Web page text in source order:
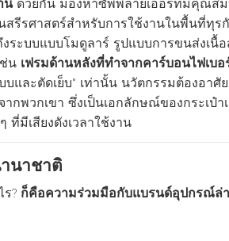
นด้วยกัน มองหาซัพพลายเออร์ที่มีคุณสม
รีรศาสตร์สำหรับการใช้งานในพื้นที่ทุร
ระบบแบบโมดูลาร์ รูปแบบการขนส่งเนื้อ
น เฟรมด้านหลังที่ทำจากคาร์บอนไฟเบอ
บและตัดเย็บ" เท่านั้น นวัตกรรมต้องอาศั
กพวกเขา ซึ่งเป็นเอกลักษณ์ของกระเป๋
ที่มีเสียงดังเวลาใช้งาน
นาชาติ
? ก็คือความร่วมมือกับแบรนด์อุปกรณ์ล่า